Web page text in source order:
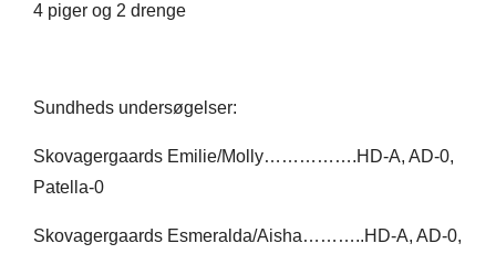
4 piger og 2 drenge​
Sundheds undersøgelser:
Skovagergaards Emilie/Molly…………….HD-A, AD-0,
Patella-0
Skovagergaards Esmeralda/Aisha………..HD-A, AD-0,